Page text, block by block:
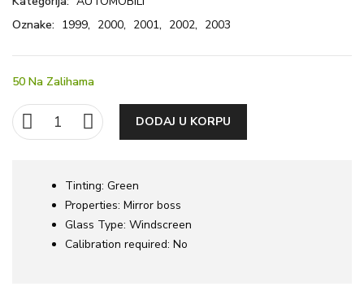
Oznake: 1999, 2000, 2001, 2002, 2003
50 Na Zalihama
DODAJ U KORPU
Tinting: Green
Properties: Mirror boss
Glass Type: Windscreen
Calibration required: No